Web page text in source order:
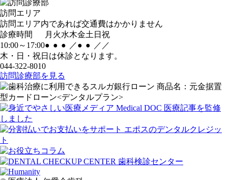
訪問エリア
訪問エリア内であれば交通費はかかりません
診療時間
月 火水木金土 日 祝
10:00～17:00● ● ● ／● ● ／ ／
木・日・祝日は休診となります。
044-322-8010
訪問診療部を見る